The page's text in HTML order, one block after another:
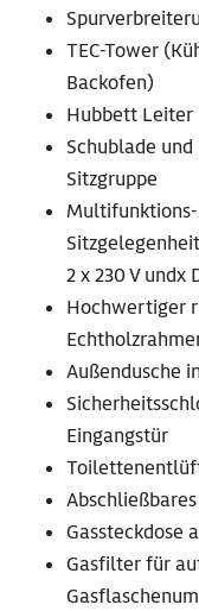
TEC-Tower
Backofen)
Hubbett Leiter
Schublade
Sitzgruppe
Multifunktions-
2 x 230 V undx
Hochwertiger
Außendusche
Eingangstür
Gassteckdose
Gasfilter für